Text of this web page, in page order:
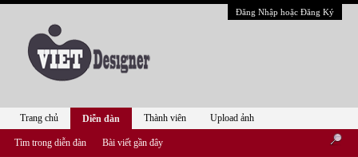
Đăng Nhập hoặc Đăng Ký
Trang chủ Diễn đàn
Tìm trong diễn đàn Bài viết gần đây
Thành viên Upload ảnh